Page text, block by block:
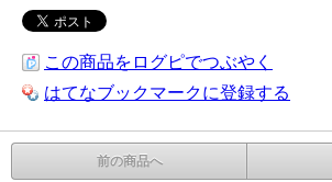
この商品をログピでつぶやく
はてなブックマークに登録する
前の商品へ